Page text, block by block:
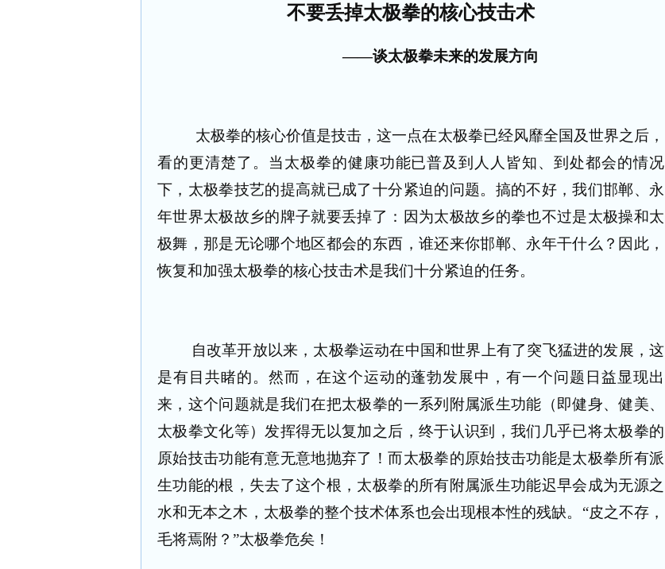
不要丢掉太极拳的核心技击术
——谈太极拳未来的发展方向
太极拳的核心价值是技击，这一点在太极拳已经风靡全国及世界之后，
看的更清楚了。当太极拳的健康功能已普及到人人皆知、到处都会的情况
下，太极拳技艺的提高就已成了十分紧迫的问题。搞的不好，我们邯郸、永
年世界太极故乡的牌子就要丢掉了：因为太极故乡的拳也不过是太极操和太
极舞，那是无论哪个地区都会的东西，谁还来你邯郸、永年干什么？因此，
恢复和加强太极拳的核心技击术是我们十分紧迫的任务。
自改革开放以来，太极拳运动在中国和世界上有了突飞猛进的发展，这
是有目共睹的。然而，在这个运动的蓬勃发展中，有一个问题日益显现出
来，这个问题就是我们在把太极拳的一系列附属派生功能（即健身、健美、
太极拳文化等）发挥得无以复加之后，终于认识到，我们几乎已将太极拳的
原始技击功能有意无意地抛弃了！而太极拳的原始技击功能是太极拳所有派
生功能的根，失去了这个根，太极拳的所有附属派生功能迟早会成为无源之
水和无本之木，太极拳的整个技术体系也会出现根本性的残缺。“皮之不存，
毛将焉附？”太极拳危矣！